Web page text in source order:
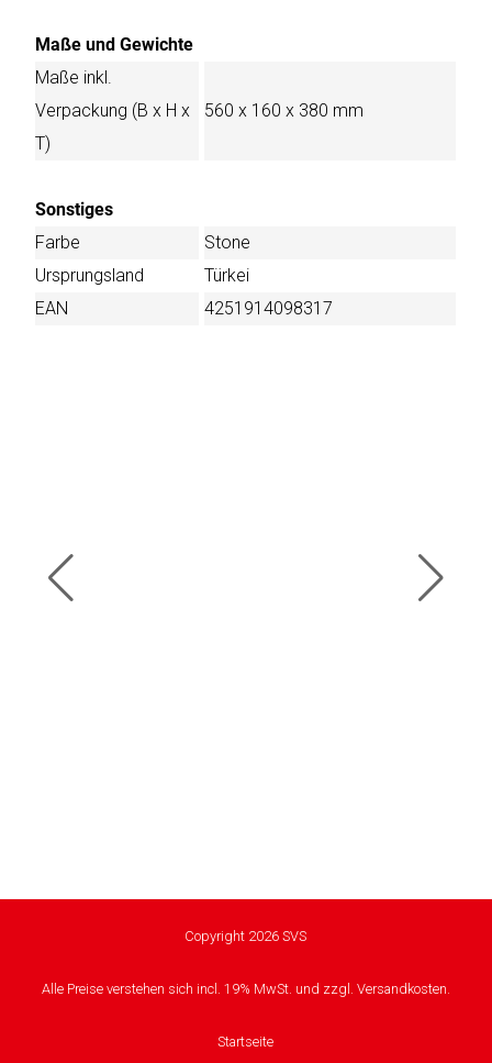
Maße und Gewichte
Maße inkl.
Verpackung (B x H x
T)
560 x 160 x 380 mm
Sonstiges
Farbe
Stone
Ursprungsland
Türkei
EAN
4251914098317
Copyright 2026 SVS
Alle Preise verstehen sich incl. 19% MwSt. und zzgl. Versandkosten.
Startseite